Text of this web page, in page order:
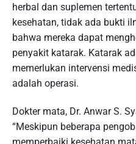
herbal dan suplemen
kesehatan, tidak ada bukti
bahwa mereka dapat
penyakit katarak. Katarak
memerlukan intervensi
adalah operasi.
Dokter mata, Dr. Anwar S.
“Meskipun beberapa
memperbaiki kesehatan